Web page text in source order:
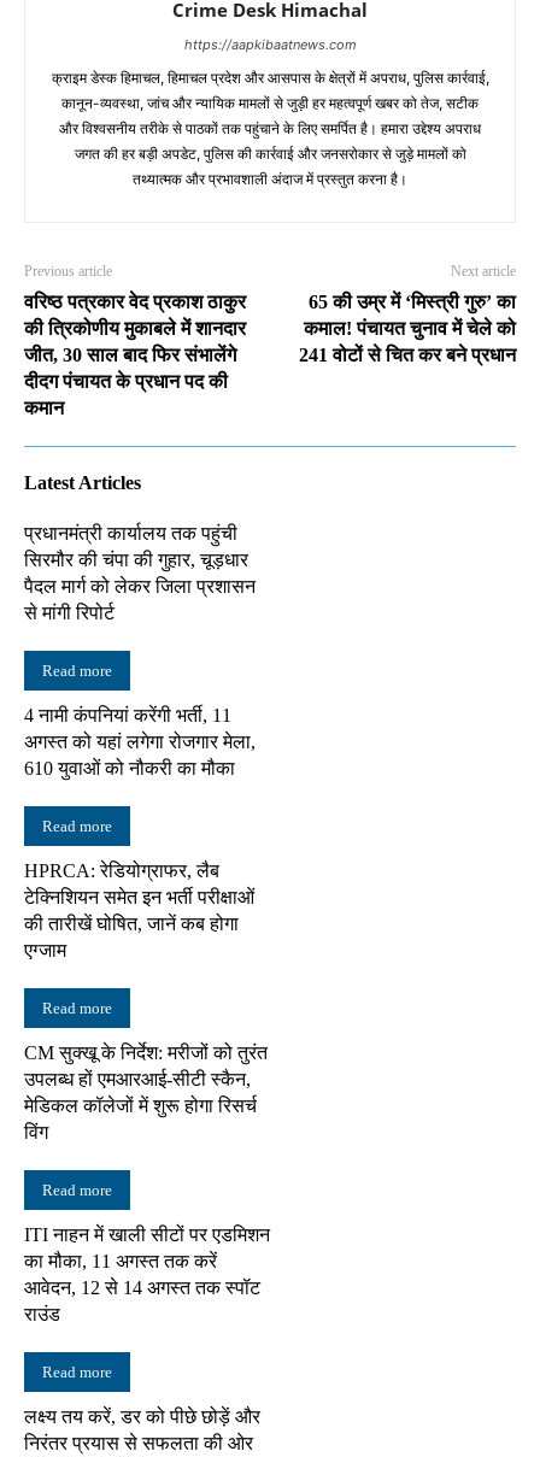
Crime Desk Himachal
https://aapkibaatnews.com
क्राइम डेस्क हिमाचल, हिमाचल प्रदेश और आसपास के क्षेत्रों में अपराध, पुलिस कार्रवाई,
कानून-व्यवस्था, जांच और न्यायिक मामलों से जुड़ी हर महत्वपूर्ण खबर को तेज, सटीक
और विश्वसनीय तरीके से पाठकों तक पहुंचाने के लिए समर्पित है। हमारा उद्देश्य अपराध
जगत की हर बड़ी अपडेट, पुलिस की कार्रवाई और जनसरोकार से जुड़े मामलों को
तथ्यात्मक और प्रभावशाली अंदाज में प्रस्तुत करना है।
Previous article
वरिष्ठ पत्रकार वेद प्रकाश ठाकुर
की त्रिकोणीय मुकाबले में शानदार
जीत, 30 साल बाद फिर संभालेंगे
दीदग पंचायत के प्रधान पद की
कमान
Next article
65 की उम्र में ‘मिस्त्री गुरु’ का
कमाल! पंचायत चुनाव में चेले को
241 वोटों से चित कर बने प्रधान
Latest Articles
प्रधानमंत्री कार्यालय तक पहुंची
सिरमौर की चंपा की गुहार, चूड़धार
पैदल मार्ग को लेकर जिला प्रशासन
से मांगी रिपोर्ट
Read more
4 नामी कंपनियां करेंगी भर्ती, 11
अगस्त को यहां लगेगा रोजगार मेला,
610 युवाओं को नौकरी का मौका
Read more
HPRCA: रेडियोग्राफर, लैब
टेक्निशियन समेत इन भर्ती परीक्षाओं
की तारीखें घोषित, जानें कब होगा
एग्जाम
Read more
CM सुक्खू के निर्देश: मरीजों को तुरंत
उपलब्ध हों एमआरआई-सीटी स्कैन,
मेडिकल कॉलेजों में शुरू होगा रिसर्च
विंग
Read more
ITI नाहन में खाली सीटों पर एडमिशन
का मौका, 11 अगस्त तक करें
आवेदन, 12 से 14 अगस्त तक स्पॉट
राउंड
Read more
लक्ष्य तय करें, डर को पीछे छोड़ें और
निरंतर प्रयास से सफलता की ओर